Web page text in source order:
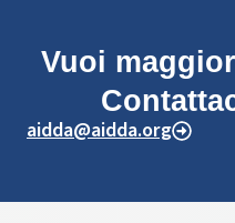
Vuoi
aidda@aidda.org